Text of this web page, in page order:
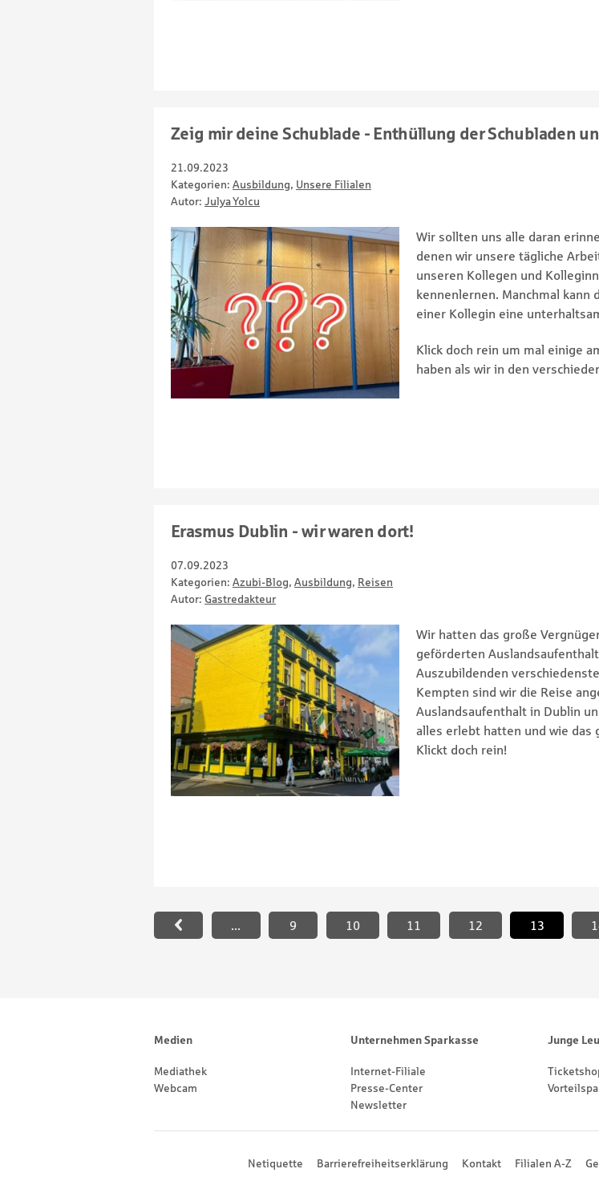
Zeig mir deine Schublade - Enthüllung der Schubladen
21.09.2023
Kategorien: Ausbildung, Unsere Filialen
Autor: Julya Yolcu
Wir sollten uns alle daran
denen wir unsere tägliche
unseren Kollegen und
kennenlernen. Manchmal kann
einer Kollegin eine
Klick doch rein um mal einige
haben als wir in den
Erasmus Dublin - wir waren dort!
07.09.2023
Kategorien: Azubi-Blog, Ausbildung, Reisen
Autor: Gastredakteur
Wir hatten das große
geförderten
Auszubildenden
Kempten sind wir die Reise
Auslandsaufenthalt in Dublin
alles erlebt hatten und wie das
Klickt doch rein!
Paginierung
... 9 10 11 12 13
Medien
Mediathek
Webcam
Unternehmen Sparkasse
Internet-Filiale
Presse-Center
Newsletter
Junge
Netiquette Barrierefreiheitserklärung Kontakt Filialen A-Z